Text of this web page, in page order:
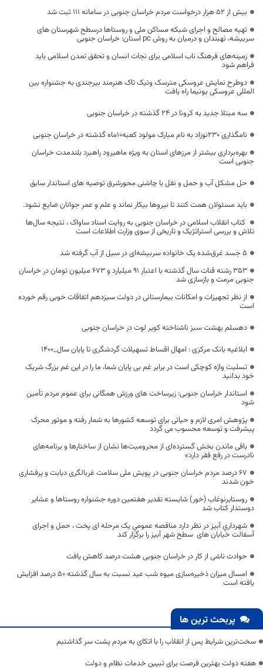
بیش از ۵۲ هزار درخواست مردم خراسان جنوبی در سامانه ۱۱۱ ثبت شد
تهیه مصالح و اجرای شبکه مساکن ملی و روستاها درسطح شهرستان های
سربیشه، نهبندان و درمیان به روش pc استان: خراسان جنوبی
زمینه‌های فرهنگ ناب اسلامی برای نجات انسان و تحقق تمدن اسلامی باید
فراهم شود
دوطرح نمایش عروسکی مترسک وتیک تاک هنرمند بیرجندی به جشنواره بین
المللی عروسکی یونیما راه یافت
سه مبتلا جدید به کرونا در 24 گذشته در خراسان جنوبی
نامگذاری ۲۳۰نوزاد به نام مبارک مولود کعبه۱۰ماه گذشته در خراسان جنوبی
بهره‌برداری بیشتر از مرزهای استان به ویژه ماهیرود راهبرد بلندمدت خراسان
جنوبی است
حل مشکل آب و حمل و نقل با چاشنی محورشرق توصیه های استاندار سابق
باید مسئولان همت کنند تا نیروها بیکار نماند و علم و عمر جوانان ضایع نشود.
کتاب انقلاب اسلامی در خراسان جنوبی به روایت اسناد ساواک ، نتیجه سال‌ها
تلاش و بررسی استراتژیک و تاریخی از سوی وزارت اطلاعات است
۵ جسد غرق‌شده یک خانواده سربیشه‌ای در سیل از آب گرفته شد
۳۵۳ رشته قنات سال گذشته با اعتبار ۹۱ میلیارد و ۶۷۳ میلیون تومان در خراسان
جنوبی مرمت و بازسازی شد
از نظر تجهیزات و امکانات بیمارستانی در دولت سیزدهم اتفاقات خوبی رقم خورده
است
دهسلم بهشت سبز ناشناخته کویر لوت در خراسان جنوبی
ابلاغیه بانک مرکزی : امهال اقساط تسهیلات گردشگری تا پایان سال_1400
تسلیت واژه کوچکی است در برابر غم بی پایان شما، ما را در این غم بزرگ شریک
خود بدانید
استاندار خراسان جنوبی: زیرساخت های ورزش همگانی برای عموم مردم تأمین
شود
پژوهش امری لازم و حیاتی برای توسعه کشورها به شمار رفته و موتور محرک
پیشرفت و توسعه محسوب می گردد
باقی ماندن بخش گسترده‌ای از محرومیت‌ها نشان از ساختارها و برنامه‌های
نادرست در رفع فقر دارد‌»
۶۷ درصد مردم خراسان جنوبی در پویش ملی سلامت غربالگری دیابت و پرفشاری
خون شدند
روستایرنوغاب (خور) شایسته تقدیر هفتمین دوره جشنواره روستاها و عشایر
دوستدار کتاب شد
شهرداري آبیز در نظر دارد مناقصه عمومي یک مرحله ای پخت ، حمل و اجرای
آسفالت خیابان های سطح شهر آبیز را برگزار کند
حوادث ناشی از کار در خراسان جنوبی هشت درصد کاهش یافت
امسال میزان ذخیره‌سازی میوه شب عید نسبت به سال گذشته 50 درصد افزایش
یافته است
پربحث ترین ها
سخت‌ترین شرایط پس از انقلاب را با اتکای به مردم پشت سر گذاشتیم
هفته دولت بهترین فرصت برای تبیین خدمات نظام و دولت